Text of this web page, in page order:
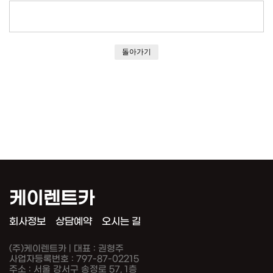
돌아가기
케이렌트카
회사정보 상담예약 오시는 길
(주)케이렌트카 | 대표 : 권형주
사업자등록번호 : 797-87-02215
주소 : 서울 강서구 송정로 57, 1층